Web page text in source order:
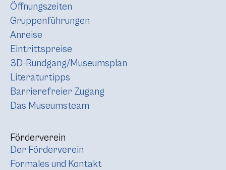
Öffnungszeiten
Gruppenführungen
Anreise
Eintrittspreise
3D-Rundgang/Museumsplan
Literaturtipps
Barrierefreier Zugang
Das Museumsteam
Förderverein
Der Förderverein
Formales und Kontakt